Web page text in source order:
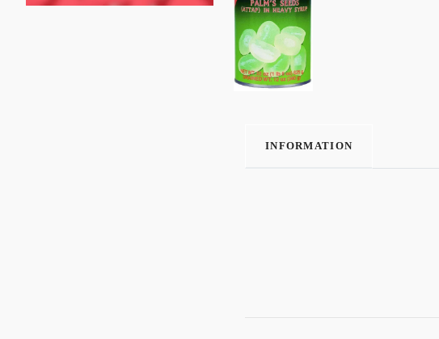
INFORMATION